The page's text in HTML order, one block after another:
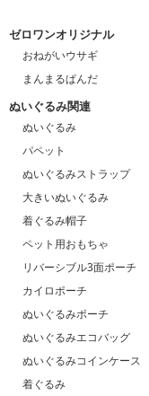
ゼロワンオリジナル
おねがいウサギ
まんまるぱんだ
ぬいぐるみ関連
ぬいぐるみ
パペット
ぬいぐるみストラップ
大きいぬいぐるみ
着ぐるみ帽子
ペット用おもちゃ
リバーシブル3面ポーチ
カイロポーチ
ぬいぐるみポーチ
ぬいぐるみエコバッグ
ぬいぐるみコインケース
着ぐるみ